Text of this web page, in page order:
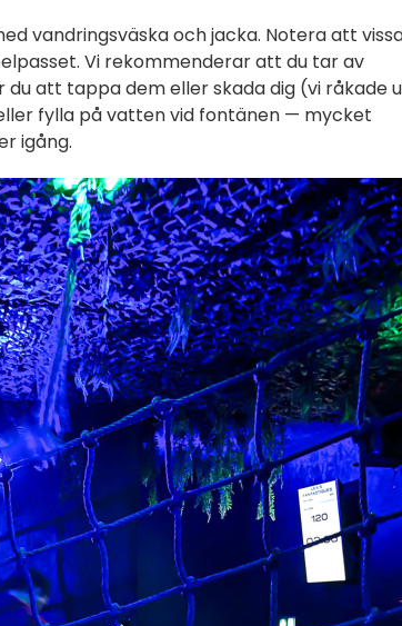
vandringsväska och jacka. Notera att
Vi rekommenderar att du tar av
att tappa dem eller skada dig (vi råkade
fylla på vatten vid fontänen — mycket
igång.